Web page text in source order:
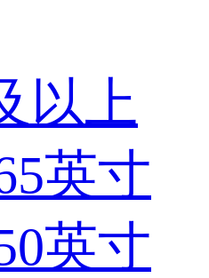
以上
英寸
英寸